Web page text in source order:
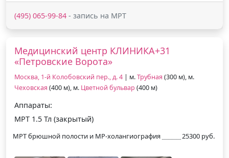
(495) 065-99-84 - запись на МРТ
Медицинский центр КЛИНИКА+31
«Петровские Ворота»
Москва, 1-й Колобовский пер., д. 4 | м.Трубная (300 м), м.
Чеховская (400 м), м. Цветной бульвар (400 м)
Аппараты:
МРТ 1.5 Тл (закрытый)
МРТ брюшной полости и МР-холангиография 25300 руб.